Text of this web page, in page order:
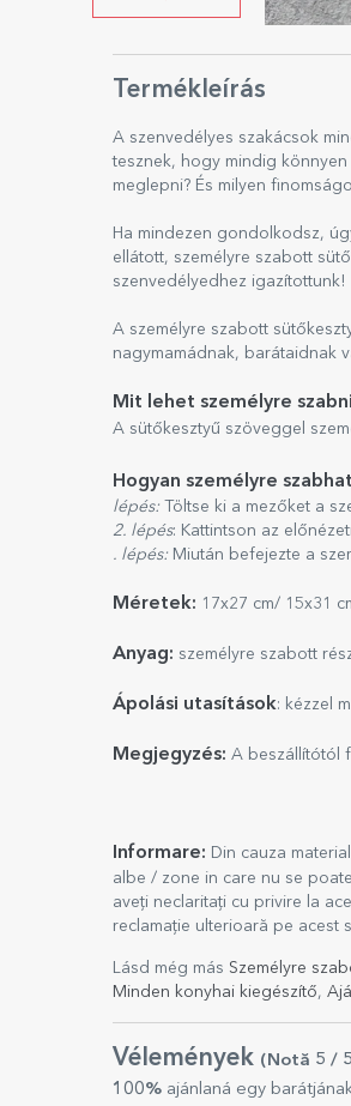
Termékleírás
A szenvedélyes szakácsok
tesznek, hogy mindig
meglepni? És milyen
Ha mindezen gondolkodsz,
ellátott, személyre szabott
szenvedélyedhez igazítottunk!
A személyre szabott
nagymamádnak, barátaidnak
Mit lehet személyre
A sütőkesztyű szöveggel
Hogyan személyre
lépés: Töltse ki a mezőket a
2. lépés: Kattintson az
. lépés: Miután befejezte a
Méretek: 17x27 cm/ 15x31
Anyag: személyre szabott
Ápolási utasítások: kézzel
Megjegyzés: A beszállítótól
Informare: Din cauza
albe / zone in care nu se
aveți neclaritați cu privire la
reclamație ulterioară pe acest
Lásd még más Személyre
Minden konyhai kiegészítő,
Vélemények (Notă 5 / 5
100% ajánlaná egy